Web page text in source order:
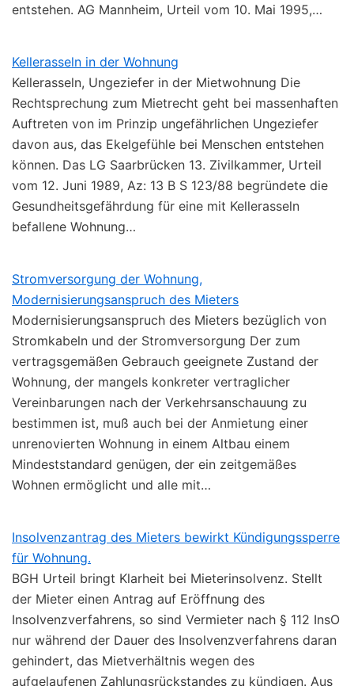
entstehen. AG Mannheim, Urteil vom 10. Mai 1995,…
Kellerasseln in der Wohnung
Kellerasseln, Ungeziefer in der Mietwohnung Die
Rechtsprechung zum Mietrecht geht bei massenhaften
Auftreten von im Prinzip ungefährlichen Ungeziefer
davon aus, das Ekelgefühle bei Menschen entstehen
können. Das LG Saarbrücken 13. Zivilkammer, Urteil
vom 12. Juni 1989, Az: 13 B S 123/88 begründete die
Gesundheitsgefährdung für eine mit Kellerasseln
befallene Wohnung…
Stromversorgung der Wohnung,
Modernisierungsanspruch des Mieters
Modernisierungsanspruch des Mieters bezüglich von
Stromkabeln und der Stromversorgung Der zum
vertragsgemäßen Gebrauch geeignete Zustand der
Wohnung, der mangels konkreter vertraglicher
Vereinbarungen nach der Verkehrsanschauung zu
bestimmen ist, muß auch bei der Anmietung einer
unrenovierten Wohnung in einem Altbau einem
Mindeststandard genügen, der ein zeitgemäßes
Wohnen ermöglicht und alle mit…
Insolvenzantrag des Mieters bewirkt Kündigungssperre
für Wohnung.
BGH Urteil bringt Klarheit bei Mieterinsolvenz. Stellt
der Mieter einen Antrag auf Eröffnung des
Insolvenzverfahrens, so sind Vermieter nach § 112 InsO
nur während der Dauer des Insolvenzverfahrens daran
gehindert, das Mietverhältnis wegen des
aufgelaufenen Zahlungsrückstandes zu kündigen. Aus